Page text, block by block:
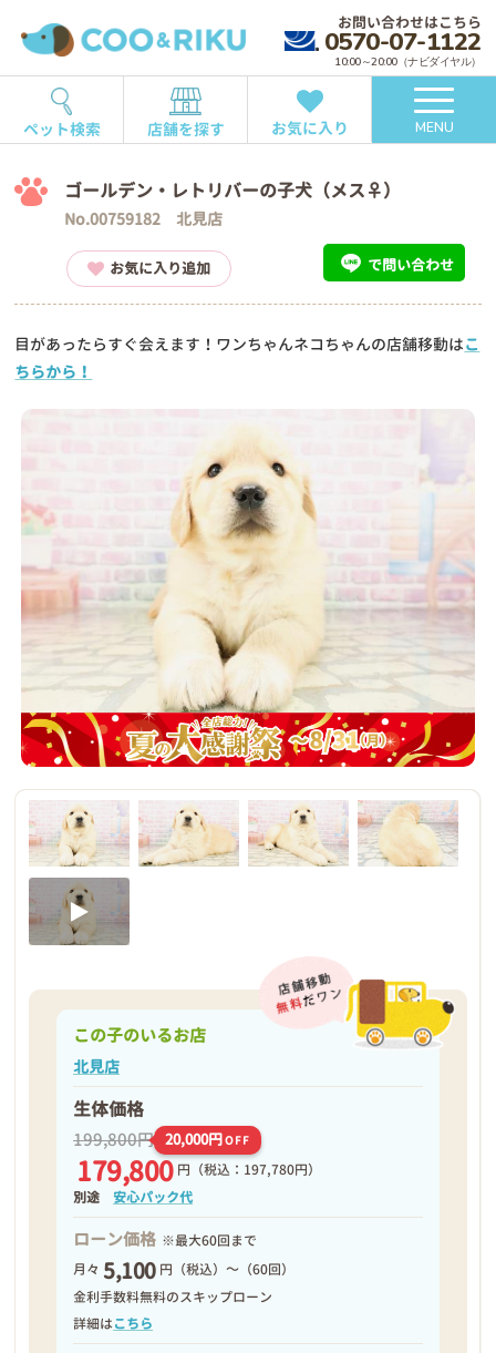
お問い合わせはこちら
0570-07-1122
10:00～20:00（ナビダイヤル）
ペット検索 店舗を探す お気に入り MENU
ゴールデン・レトリバーの子犬（メス♀）
No.00759182 北見店
お気に入り追加 で問い合わせ
目があったらすぐ会えます！ワンちゃんネコちゃんの店舗移動はこ
ちらから！
この子のいるお店
北見店
生体価格
199,800円 20,000円OFF
179,800 円 （税込：197,780円）
別途安心パック代
ローン価格 ※最大60回まで
月々 5,100 円（税込）～（60回）
金利手数料無料のスキップローン
詳細はこちら